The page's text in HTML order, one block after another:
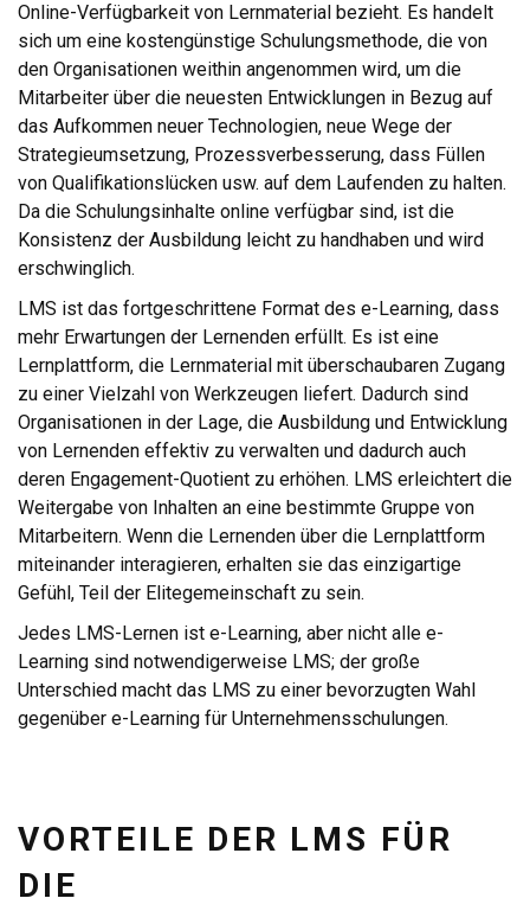
Online-Verfügbarkeit von Lernmaterial bezieht. Es handelt
sich um eine kostengünstige Schulungsmethode, die von
den Organisationen weithin angenommen wird, um die
Mitarbeiter über die neuesten Entwicklungen in Bezug auf
das Aufkommen neuer Technologien, neue Wege der
Strategieumsetzung, Prozessverbesserung, dass Füllen
von Qualifikationslücken usw. auf dem Laufenden zu halten.
Da die Schulungsinhalte online verfügbar sind, ist die
Konsistenz der Ausbildung leicht zu handhaben und wird
erschwinglich.
LMS ist das fortgeschrittene Format des e-Learning, dass
mehr Erwartungen der Lernenden erfüllt. Es ist eine
Lernplattform, die Lernmaterial mit überschaubaren Zugang
zu einer Vielzahl von Werkzeugen liefert. Dadurch sind
Organisationen in der Lage, die Ausbildung und Entwicklung
von Lernenden effektiv zu verwalten und dadurch auch
deren Engagement-Quotient zu erhöhen. LMS erleichtert die
Weitergabe von Inhalten an eine bestimmte Gruppe von
Mitarbeitern. Wenn die Lernenden über die Lernplattform
miteinander interagieren, erhalten sie das einzigartige
Gefühl, Teil der Elitegemeinschaft zu sein.
Jedes LMS-Lernen ist e-Learning, aber nicht alle e-
Learning sind notwendigerweise LMS; der große
Unterschied macht das LMS zu einer bevorzugten Wahl
gegenüber e-Learning für Unternehmensschulungen.
VORTEILE DER LMS FÜR
DIE